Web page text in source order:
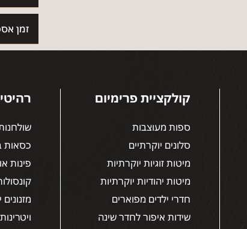
זמן
קולקציית פרימיום
ספות מעוצבות
סלונים יוקרתיים
מיטות זוגיות יוקרתיות
מיטות יהודיות יוקרתיות
חדרי ילדים מפוארים
שידות איפור לחדר שינה
כסאות
פינות